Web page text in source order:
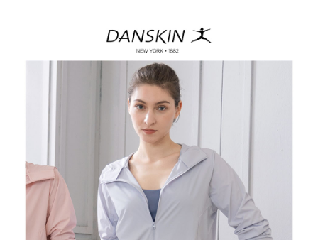
※ 請注意：結帳手續完成當下不需立刻繳費，但若您需要取消訂單，請聯絡
購買商品的店家。未經商家同意取消之訂單仍視為有效，需透過AFTEE先享
※ 交易是否成功請以「AFTEE先享後付 」之結帳頁面顯示為準，若有關於
是否繳費成功／繳費後需取消欲退款等相關疑問，請聯繫「AFTEE先享後付
https://netprotections.freshdesk.com/support/home
１．透過由恩沛科技股份有限公司提供之「AFTEE先享後付」服務完成之交
易，需依本服務之必要範圍內提供個人資料，並將交易相關給付款項請求債
權轉讓予恩沛科技股份有限公司。
２．關於個人資料處理事宜，請瀏覽以下網址：
https://aftee.tw/terms/#terms3
３．未成年的使用者請事先徵得法定代理人或監護人之同意方可使用
「AFTEE先享後付」，若未經同意申辦者引起之損失，本公司不負相關責
４．使用「AFTEE先享後付」時，將依據個別帳號之用戶狀況，依本公司即
免運費